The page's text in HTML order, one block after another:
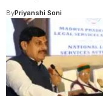
ByPriyanshi Soni